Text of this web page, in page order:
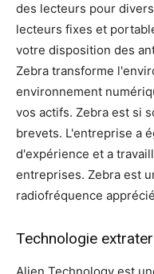
des lecteurs pour
lecteurs fixes et
votre disposition des
Zebra transforme
environnement
vos actifs. Zebra est si
brevets. L'entreprise a
d'expérience et a
entreprises. Zebra est
radiofréquence
Technologie